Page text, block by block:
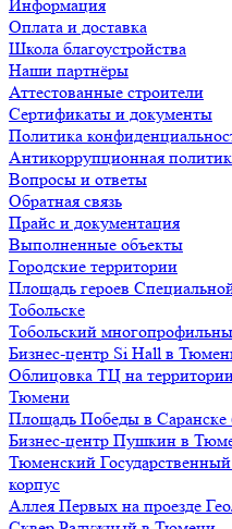
Информация
Оплата и доставка
Школа благоустройства
Наши партнёры
Аттестованные строители
Сертификаты и документы
Политика
Антикоррупционная
Вопросы и ответы
Обратная связь
Прайс и документация
Выполненные объекты
Городские территории
Площадь героев
Тобольске
Тобольский
Бизнес-центр Si Hall в
Облицовка ТЦ на
Тюмени
Площадь Победы в Саранске
Бизнес-центр Пушкин в
Тюменский
корпус
Аллея Первых на проезде